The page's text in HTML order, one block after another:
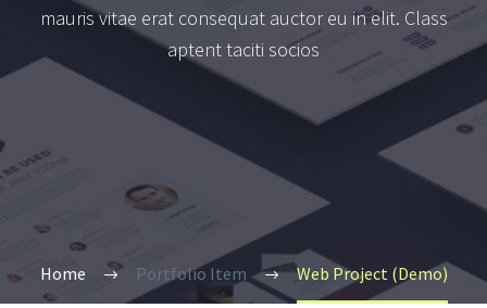
mauris vitae erat consequat auctor eu in elit. Class
aptent taciti socios
Home Portfolio Item Web Project (Demo)